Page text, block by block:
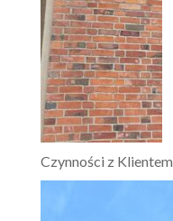
Czynności z